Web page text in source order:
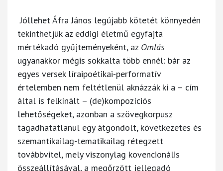
Jóllehet Áfra János legújabb kötetét könnyedén
tekinthetjük az eddigi életmű egyfajta
mértékadó gyűjteményeként, az Omlás
ugyanakkor mégis sokkalta több ennél: bár az
egyes versek líraipoétikai-performatív
értelemben nem feltétlenül aknázzák ki a – cím
által is felkínált – (de)kompozíciós
lehetőségeket, azonban a szövegkorpusz
tagadhatatlanul egy átgondolt, következetes és
szemantikailag-tematikailag rétegzett
továbbvitel, mely viszonylag kovencionális
összeállításával, a megőrzött jellegadó